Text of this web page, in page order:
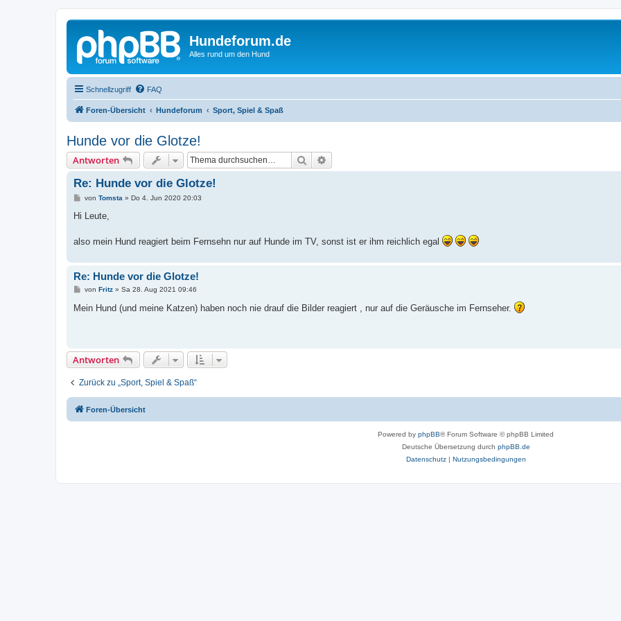
Hundeforum.de
Alles rund um den Hund
Schnellzugriff FAQ
Foren-Übersicht Hundeforum Sport, Spiel & Spaß
Hunde vor die Glotze!
Antworten Suche
Re: Hunde vor die Glotze!
B
a
g
von Tomsta » Do 4. Jun 2020 20:03
Hi Leute,
also mein Hund reagiert beim Fernsehn nur auf Hunde im TV, sonst ist er ihm reichlich egal
Re: Hunde vor die Glotze!
B
i
t
von Fritz» Sa 28. Aug 2021 09:46
Mein Hund (und meine Katzen) haben noch nie drauf die Bilder reagiert , nur auf die Geräusche im Fernseher.
Antworten
Zurück zu „Sport, Spiel & Spaß“
Foren-Übersicht
Powered by phpBB® Forum Software © phpBB Limited
Deutsche Übersetzung durch phpBB.de
Datenschutz| Nutzungsbedingungen